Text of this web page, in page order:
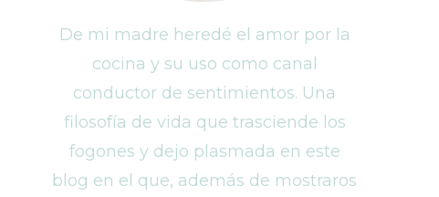
De mi madre heredé el amor por la
cocina y su uso como canal
conductor de sentimientos. Una
filosofía de vida que trasciende los
fogones y dejo plasmada en este
blog en el que, además de mostraros